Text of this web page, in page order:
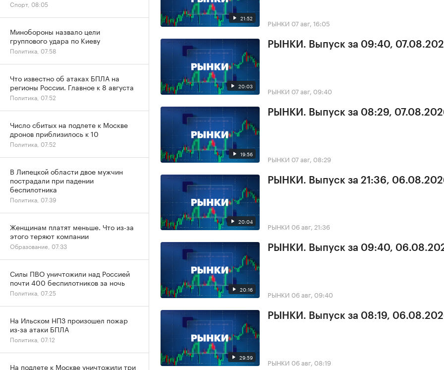
21:52 РЫНКИ 07 авг, 16:05
20:03
РЫНКИ. Выпуск за 09:40,
РЫНКИ 07 авг, 09:40
19:56
РЫНКИ. Выпуск за 08:29,
РЫНКИ 07 авг, 08:29
20:04
РЫНКИ. Выпуск за 21:36,
РЫНКИ 06 авг, 21:36
20:16
РЫНКИ. Выпуск за 09:40,
РЫНКИ 06 авг, 09:40
29:59
РЫНКИ. Выпуск за 08:19,
РЫНКИ 06 авг, 08:19
Спорт, 08:05
Минобороны назвало цели
группового удара по Киеву
Политика, 07:58
Что известно об атаках БПЛА на
регионы России. Главное к 8 августа
Политика, 07:52
Число сбитых на подлете к Москве
дронов приблизилось к 10
Политика, 07:52
В Липецкой области двое мужчин
пострадали при падении
беспилотника
Политика, 07:39
Женщинам платят меньше. Что из-за
этого теряют компании
Образование, 07:33
Силы ПВО уничтожили над Россией
почти 400 беспилотников за ночь
Политика, 07:25
На Ильском НПЗ произошел пожар
из-за атаки БПЛА
Политика, 07:12
На подлете к Москве уничтожили три